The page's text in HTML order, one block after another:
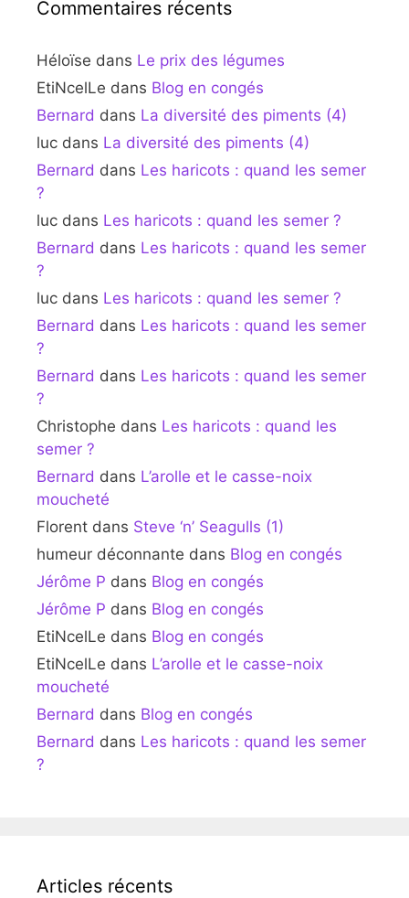
Commentaires récents
Héloïse dans Le prix des légumes
EtiNcelLe dans Blog en congés
Bernard dans La diversité des piments (4)
luc dans La diversité des piments (4)
Bernard dans Les haricots : quand les semer
?
luc dans Les haricots : quand les semer ?
Bernard dans Les haricots : quand les semer
?
luc dans Les haricots : quand les semer ?
Bernard dans Les haricots : quand les semer
?
Bernard dans Les haricots : quand les semer
?
Christophe dans Les haricots : quand les
semer ?
Bernard dans L’arolle et le casse-noix
moucheté
Florent dans Steve ‘n’ Seagulls (1)
humeur déconnante dans Blog en congés
Jérôme P dans Blog en congés
Jérôme P dans Blog en congés
EtiNcelLe dans Blog en congés
EtiNcelLe dans L’arolle et le casse-noix
moucheté
Bernard dans Blog en congés
Bernard dans Les haricots : quand les semer
?
Articles récents